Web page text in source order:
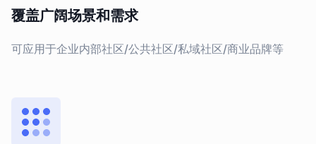
覆盖广阔场景和需求
可应用于企业内部社区/公共社区/私域社区/商业品牌等